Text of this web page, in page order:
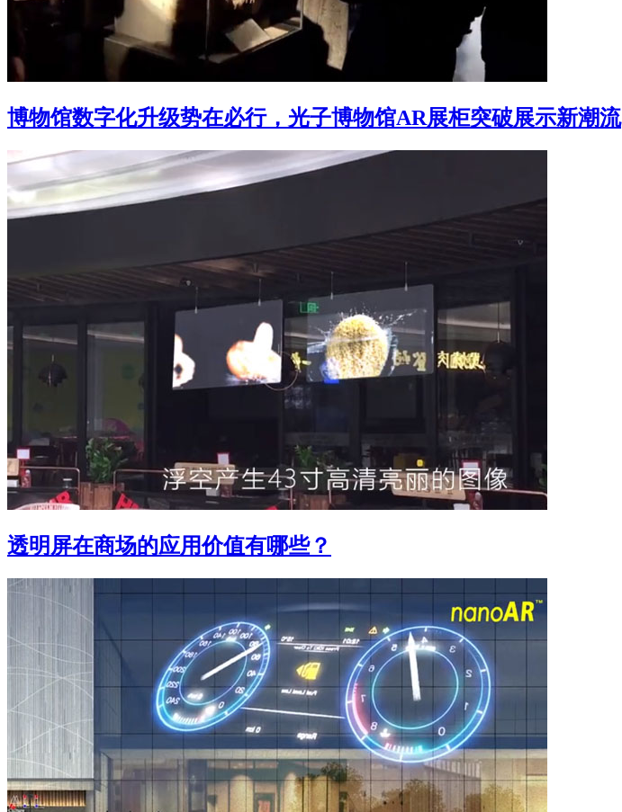
博物馆数字化升级势在必行，光子博物馆AR展柜突破展示新潮流
透明屏在商场的应用价值有哪些？